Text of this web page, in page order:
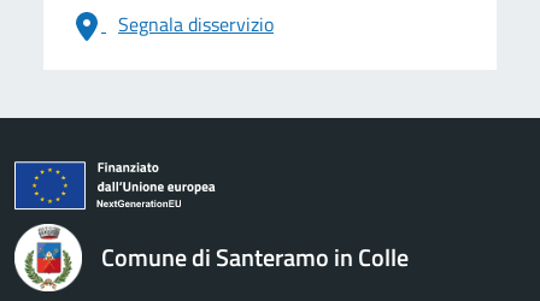
Segnala disservizio
logo Unione Europea
Comune di Santeramo in Colle